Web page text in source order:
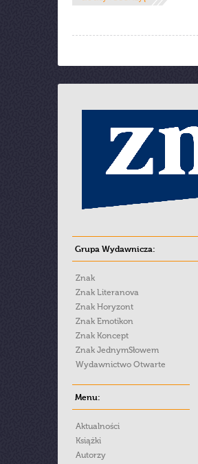
Grupa Wydawnicza:
Znak
Znak Literanova
Znak Horyzont
Znak Emotikon
Znak Koncept
Znak JednymSłowem
Wydawnictwo Otwarte
Menu:
Aktualności
Książki
Autorzy